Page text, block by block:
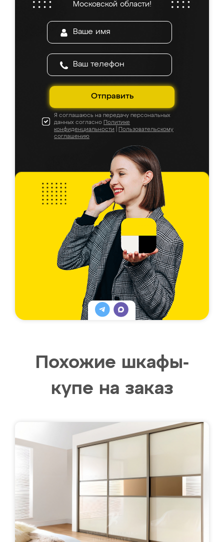
Московской области!
Отправить
Я соглашаюсь на передачу персональных
данных согласно Политике
конфиденциальности
Пользовательскому
соглашению
Похожие шкафы-
купе на заказ